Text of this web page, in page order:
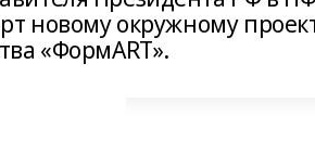
новому окружному
«ФормАRТ».